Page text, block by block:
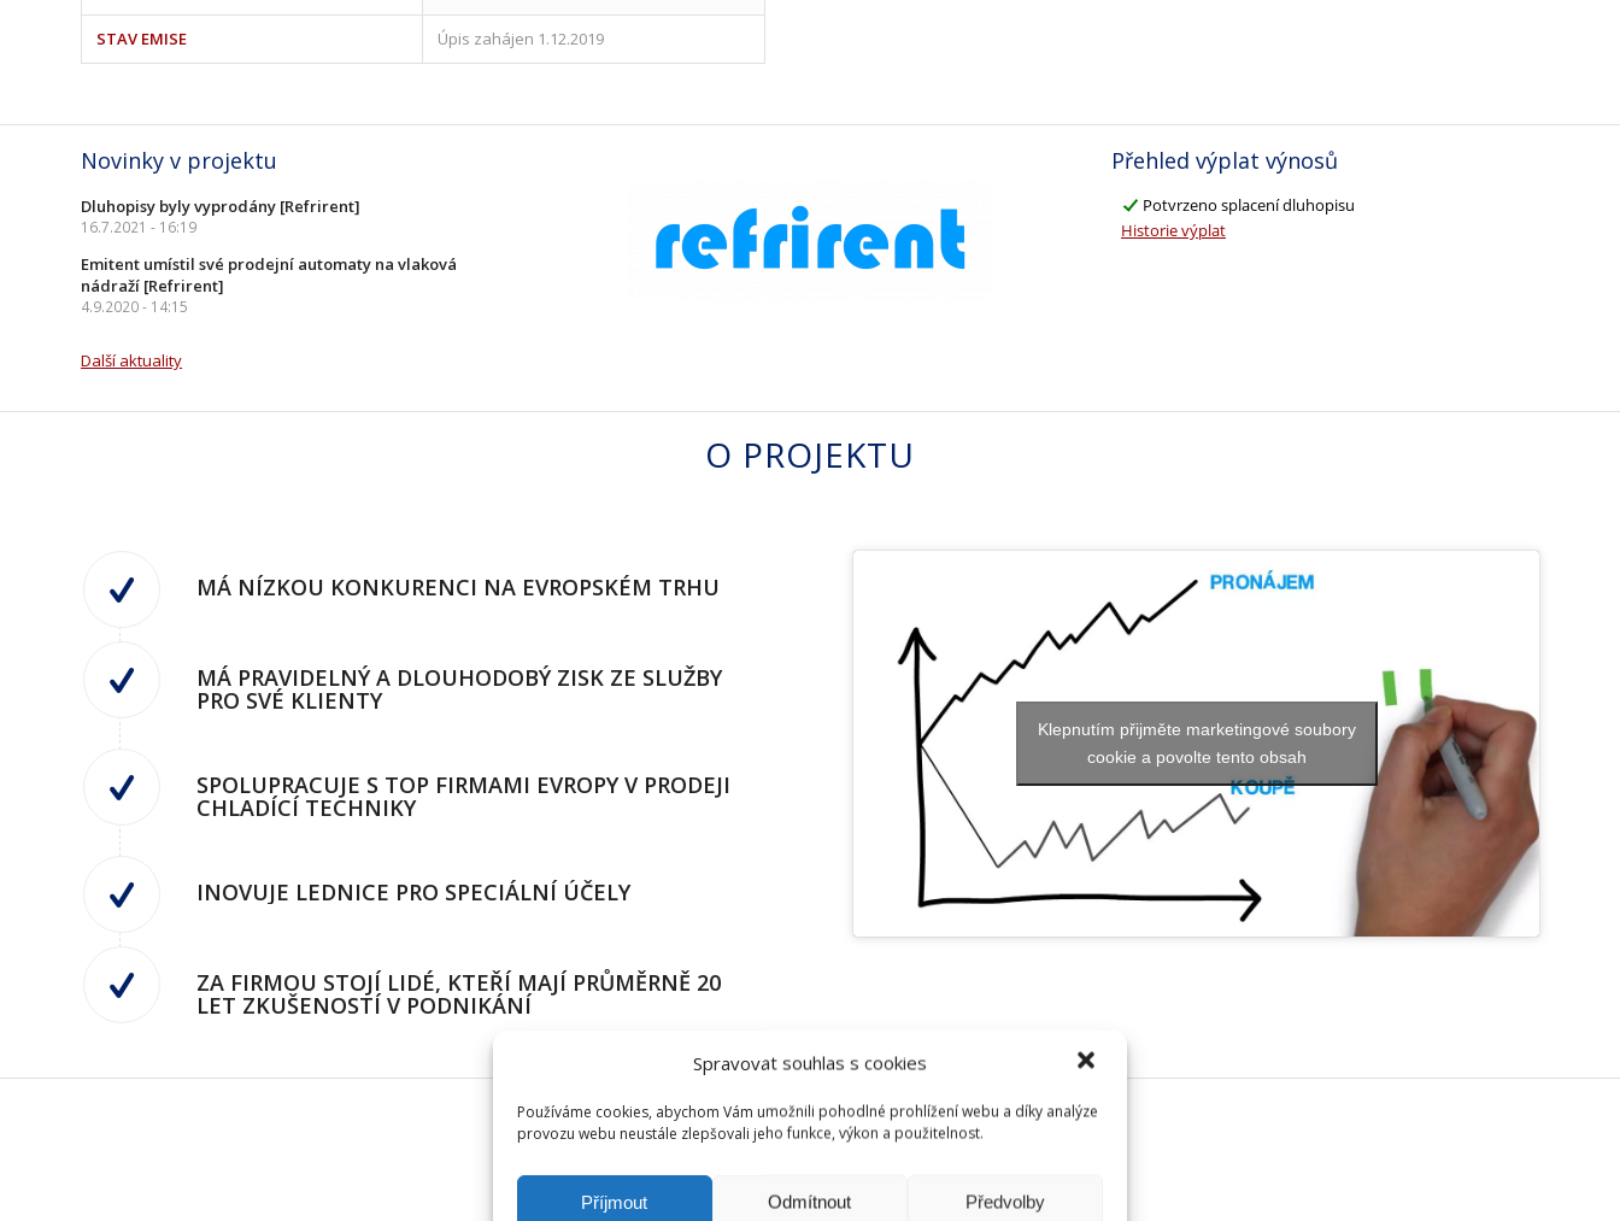
Spravovat souhlas s cookies
Používáme cookies, abychom Vám umožnili pohodlné prohlížení webu a díky analýze
provozu webu neustále zlepšovali jeho funkce, výkon a použitelnost.
Příjmout Odmítnout Předvolby
STAV EMISE Úpis zahájen 1.12.2019
Novinky v projektu
Dluhopisy byly vyprodány [Refrirent]
16.7.2021 - 16:19
Emitent umístil své prodejní automaty na vlaková
nádraží [Refrirent]
4.9.2020 - 14:15
Další aktuality
Přehled výplat výnosů
O PROJEKTU
MÁ NÍZKOU KONKURENCI NA EVROPSKÉM TRHU
MÁ PRAVIDELNÝ A DLOUHODOBÝ ZISK ZE SLUŽBY
PRO SVÉ KLIENTY
SPOLUPRACUJE S TOP FIRMAMI EVROPY V PRODEJI
CHLADÍCÍ TECHNIKY
INOVUJE LEDNICE PRO SPECIÁLNÍ ÚČELY
ZA FIRMOU STOJÍ LIDÉ, KTEŘÍ MAJÍ PRŮMĚRNĚ 20
LET ZKUŠENOSTÍ V PODNIKÁNÍ
Klepnutím přijměte marketingové soubory
cookie a povolte tento obsah
NĚKTERÉ Z NABÍZENÝCH LEDNIC